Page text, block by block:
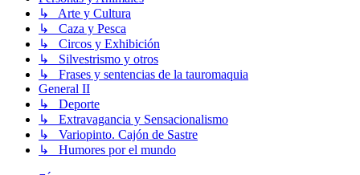
↳ Arte y Cultura
↳ Caza y Pesca
↳ Circos y Exhibición
↳ Silvestrismo y otros
↳ Frases y sentencias de la tauromaquia
General II
↳ Deporte
↳ Extravagancia y Sensacionalismo
↳ Variopinto. Cajón de Sastre
↳ Humores por el mundo